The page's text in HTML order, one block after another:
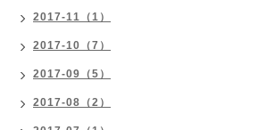
2017-11（1）
2017-10（7）
2017-09（5）
2017-08（2）